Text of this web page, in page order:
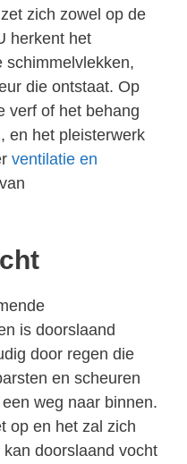
zich zowel op de
herkent het
schimmelvlekken,
die ontstaat. Op
verf of het behang
en het pleisterwerk
ventilatie en
is doorslaand
door regen die
en scheuren
weg naar binnen.
op en het zal zich
doorslaand vocht